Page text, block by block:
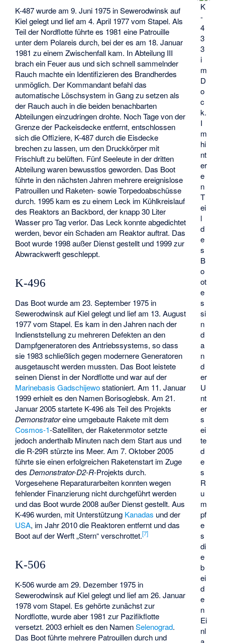
K
-
4
3
3
i
m
D
o
c
k.
I
m
hi
nt
er
e
n
T
ei
l
d
e
s
B
o
ot
e
s
si
n
d
a
n
d
er
U
nt
er
s
ei
te
d
e
s
R
u
m
pf
e
s
di
e
b
ei
d
e
n
Ei
nl
K-487 wurde am 9. Juni 1975 in Sewerodwinsk auf
Kiel gelegt und lief am 4. April 1977 vom Stapel. Als
Teil der Nordflotte führte es 1981 eine Patrouille
unter dem Polareis durch, bei der es am 18. Januar
1981 zu einem Zwischenfall kam. In Abteilung III
brach ein Feuer aus und sich schnell sammelnder
Rauch machte ein Identifizieren des Brandherdes
unmöglich. Der Kommandant befahl das
automatische Löschsystem in Gang zu setzen als
der Rauch auch in die beiden benachbarten
Abteilungen einzudringen drohte. Noch Tage von der
Grenze der Packeisdecke entfernt, entschlossen
sich die Offiziere, K-487 durch die Eisdecke
brechen zu lassen, um den Druckkörper mit
Frischluft zu belüften. Fünf Seeleute in der dritten
Abteilung waren bewusstlos geworden. Das Boot
führte in den nächsten Jahren mehrere ereignislose
Patrouillen und Raketen- sowie Torpedoabschüsse
durch. 1995 kam es zu einem Leck im Kühlkreislauf
des Reaktors an Backbord, der knapp 30 Liter
Wasser pro Tag verlor. Das Leck konnte abgedichtet
werden, bevor ein Schaden am Reaktor auftrat. Das
Boot wurde 1998 außer Dienst gestellt und 1999 zur
Abwrackwerft geschleppt.
K-496
Das Boot wurde am 23. September 1975 in
Sewerodwinsk auf Kiel gelegt und lief am 13. August
1977 vom Stapel. Es kam in den Jahren nach der
Indienststellung zu mehreren Defekten an den
Dampfgeneratoren des Antriebssystems, so dass
sie 1983 schließlich gegen modernere Generatoren
ausgetauscht werden mussten. Das Boot leistete
seinen Dienst in der Nordflotte und war auf der
Marinebasis Gadschijewostationiert. Am 11. Januar
1999 erhielt es den Namen Borisoglebsk. Am 21.
Januar 2005 startete K-496 als Teil des Projekts
Demonstratoreine umgebaute Rakete mit dem
Cosmos-1-Satelliten, der Raketenmotor setzte
jedoch anderthalb Minuten nach dem Start aus und
die R-29R stürzte ins Meer. Am 7. Oktober 2005
führte sie einen erfolgreichen Raketenstart im Zuge
desDemonstrator-D2-R-Projekts durch.
Vorgesehene Reparaturarbeiten konnten wegen
fehlender Finanzierung nicht durchgeführt werden
und das Boot wurde 2008 außer Dienst gestellt. Aus
K-496 wurden, mit Unterstützung Kanadas und der
USA, im Jahr 2010 die Reaktoren entfernt und das
Boot auf der Werft „Stern“ verschrottet.[7]
K-506
K-506 wurde am 29. Dezember 1975 in
Sewerodwinsk auf Kiel gelegt und lief am 26. Januar
1978 vom Stapel. Es gehörte zunächst zur
Nordflotte, wurde aber 1981 zur Pazifikflotte
versetzt. 2003 erhielt es den NamenSelenograd.
Das Boot führte mehrere Patrouillen durch und